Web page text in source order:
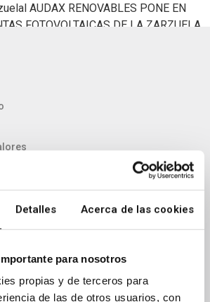
Detalles Acerca de las cookies
para nosotros
propias y de terceros para
de las de otros usuarios, con
AUDAX RENOVABLES PONE EN
FOTOVOLTAICAS DE LA ZARZUELA
de generación, la compañía
[…]